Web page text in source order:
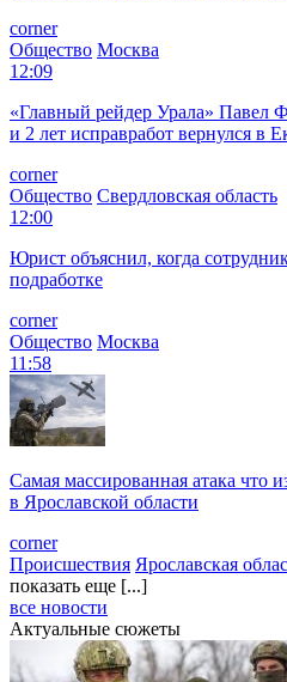
corner
Общество Москва
12:09
«Главный рейдер Урала» Павел
и 2 лет исправработ вернулся в
corner
Общество Свердловская область
12:00
Юрист объяснил, когда
подработке
corner
Общество Москва
11:58
Самая массированная атака что
в Ярославской области
corner
Происшествия Ярославская
показать еще [...]
все новости
Актуальные сюжеты